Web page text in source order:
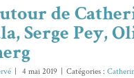
de
Serge Pey,
4 mai 2019 Catégories :